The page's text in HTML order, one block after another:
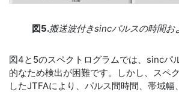
図5.搬送波付きsincパルスの時間お
図4と5のスペクトログラムでは、sincパ
的なため検出が困難です。しかし、スペ
したJTFAにより、パルス間時間、帯域幅